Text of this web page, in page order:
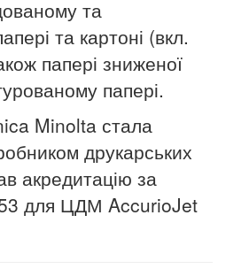
та
та картоні (вкл.
папері зниженої
папері.
Minolta стала
друкарських
акредитацію за
для ЦДМ AccurioJet